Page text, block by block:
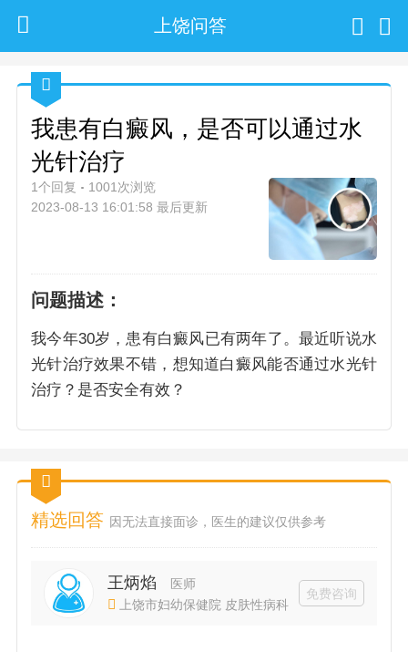
上饶问答
我患有白癜风，是否可以通过水
光针治疗
1个回复
1001次浏览
2023-08-13 16:01:58 最后更新
问题描述：
我今年30岁，患有白癜风已有两年了。最近听说水
光针治疗效果不错，想知道白癜风能否通过水光针
治疗？是否安全有效？
精选回答 因无法直接面诊，医生的建议仅供参考
王炳焰
医师
上饶市妇幼保健院 皮肤性病科
免费咨询